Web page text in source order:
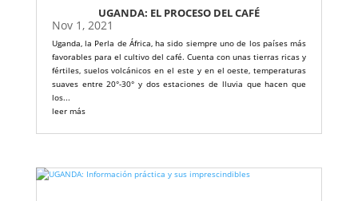
UGANDA: EL PROCESO DEL CAFÉ
Nov 1, 2021
Uganda, la Perla de África, ha sido siempre uno de los países más
favorables para el cultivo del café. Cuenta con unas tierras ricas y
fértiles, suelos volcánicos en el este y en el oeste, temperaturas
suaves entre 20°-30° y dos estaciones de lluvia que hacen que
los...
leer más